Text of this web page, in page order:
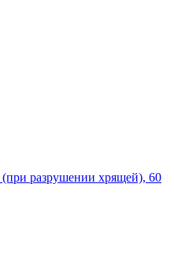
(при разрушении хрящей), 60